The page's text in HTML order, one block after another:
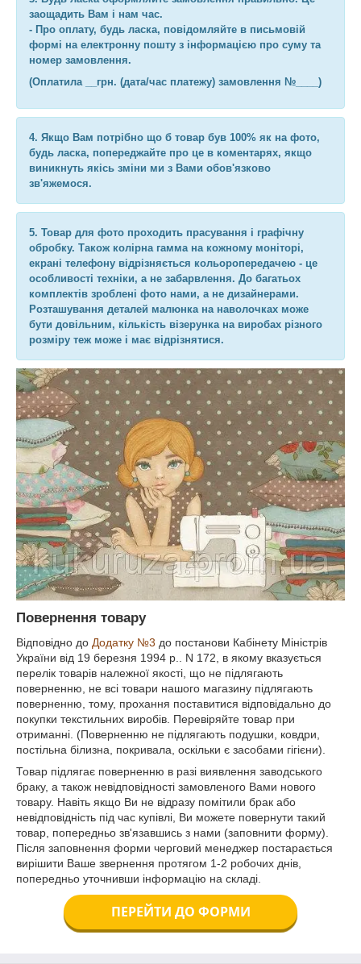
заощадить Вам і нам час.
- Про оплату, будь ласка, повідомляйте в письмовій
формі на електронну пошту з інформацією про суму та
номер замовлення.
(Оплатила __грн. (дата/час платежу) замовлення №____)
4. Якщо Вам потрібно що б товар був 100% як на фото,
будь ласка, попереджайте про це в коментарях, якщо
виникнуть якісь зміни ми з Вами обов'язково
зв'яжемося.
5. Товар для фото проходить прасування і графічну
обробку. Також колірна гамма на кожному моніторі,
екрані телефону відрізняється кольоропередачею - це
особливості техніки, а не забарвлення. До багатьох
комплектів зроблені фото нами, а не дизайнерами.
Розташування деталей малюнка на наволочках може
бути довільним, кількість візерунка на виробах різного
розміру теж може і має відрізнятися.
Повернення товару
Відповідно до Додатку №3 до постанови Кабінету Міністрів
України від 19 березня 1994 р.. N 172, в якому вказується
перелік товарів належної якості, що не підлягають
поверненню, не всі товари нашого магазину підлягають
поверненню, тому, прохання поставитися відповідально до
покупки текстильних виробів. Перевіряйте товар при
отриманні. (Поверненню не підлягають подушки, ковдри,
постільна білизна, покривала, оскільки є засобами гігієни).
Товар підлягає поверненню в разі виявлення заводського
браку, а також невідповідності замовленого Вами нового
товару. Навіть якщо Ви не відразу помітили брак або
невідповідність під час купівлі, Ви можете повернути такий
товар, попередньо зв'язавшись з нами (заповнити форму).
Після заповнення форми черговий менеджер постарається
вирішити Ваше звернення протягом 1-2 робочих днів,
попередньо уточнивши інформацію на складі.
ПЕРЕЙТИ ДО ФОРМИ